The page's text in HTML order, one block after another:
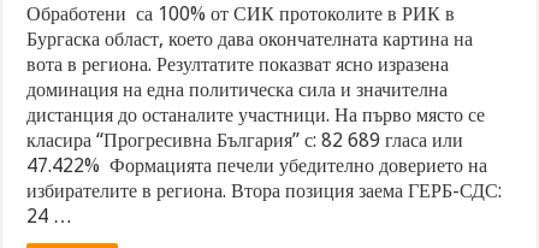
Обработени са 100% от СИК протоколите в РИК в
Бургаска област, което дава окончателната картина на
вота в региона. Резултатите показват ясно изразена
доминация на една политическа сила и значителна
дистанция до останалите участници. На първо място се
класира “Прогресивна България” с: 82 689 гласа или
47.422% Формацията печели убедително доверието на
избирателите в региона. Втора позиция заема ГЕРБ-СДС:
24 …